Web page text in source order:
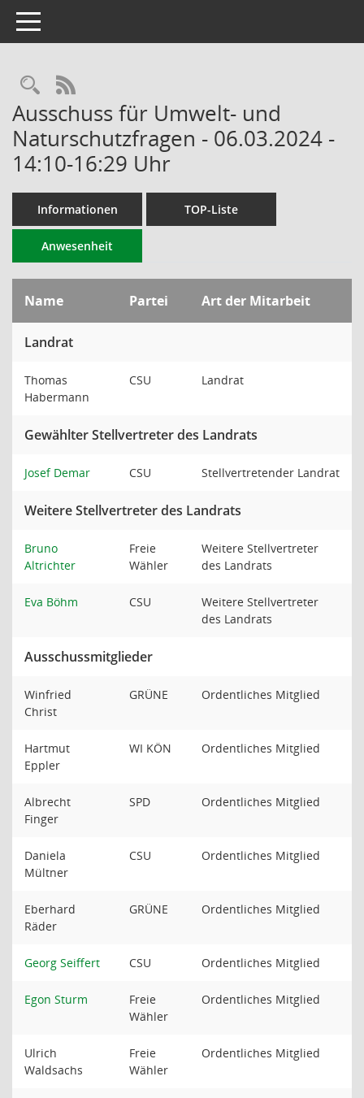
Toggle navigation
RSS-Feed
Ausschuss für Umwelt- und
Naturschutzfragen - 06.03.2024 -
14:10-16:29 Uhr
Informationen TOP-Liste
Anwesenheit
Name Partei Art der Mitarbeit
Landrat
Thomas
Habermann
CSU Landrat
Gewählter Stellvertreter des Landrats
Josef Demar CSU Stellvertretender Landrat
Weitere Stellvertreter des Landrats
Bruno
Altrichter
Freie
Wähler
Weitere Stellvertreter
des Landrats
Eva Böhm CSU
Weitere Stellvertreter
des Landrats
Ausschussmitglieder
Winfried
Christ
GRÜNE Ordentliches Mitglied
Hartmut
Eppler
WI KÖN Ordentliches Mitglied
Albrecht
Finger
SPD Ordentliches Mitglied
Daniela
Mültner
CSU Ordentliches Mitglied
Eberhard
Räder
GRÜNE Ordentliches Mitglied
Georg Seiffert CSU Ordentliches Mitglied
Egon Sturm
Freie
Wähler
Ordentliches Mitglied
Ulrich
Waldsachs
Freie
Wähler
Ordentliches Mitglied